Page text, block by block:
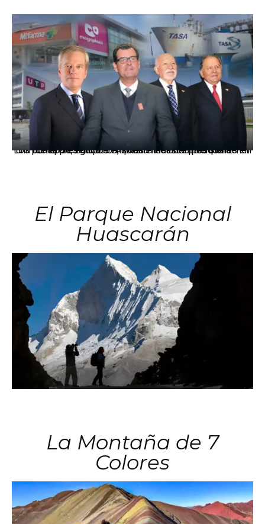
Los principales grupos empresariales del país mantienen una fuerte presencia en Áncash mediante inversiones en comercio, educación, salud e industria pesquera.
El Parque Nacional
Huascarán
La Montaña de 7
Colores